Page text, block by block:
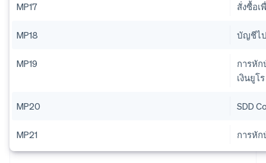
MP17 สั่งซื้อ
MP18 บัญชีไ
MP19
การหั
เงินยูโ
MP20 SDD
MP21 การหั